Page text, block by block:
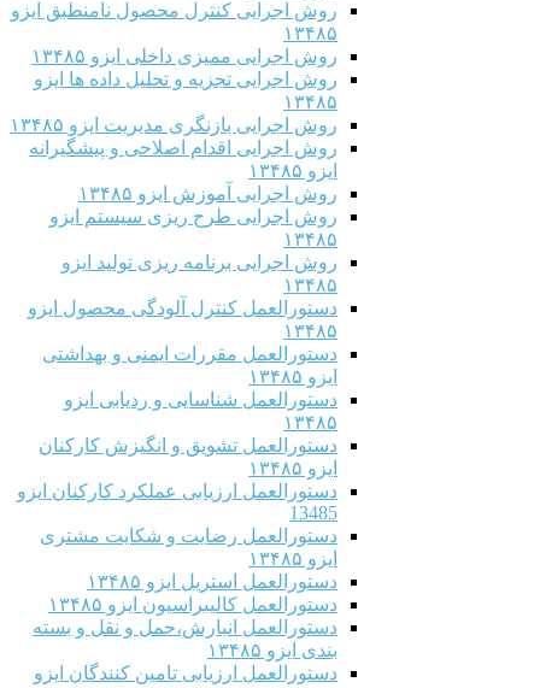
روش اجرایی کنترل محصول نامنطبق ایزو
۱۳۴۸۵
روش اجرایی ممیزی داخلی ایزو ۱۳۴۸۵
روش اجرایی تجزیه و تحلیل داده ها ایزو
۱۳۴۸۵
روش اجرایی بازنگری مدیریت ایزو ۱۳۴۸۵
روش اجرایی اقدام اصلاحی و پیشگیرانه
ایزو ۱۳۴۸۵
روش اجرایی آموزش ایزو ۱۳۴۸۵
روش اجرایی طرح ریزی سیستم ایزو
۱۳۴۸۵
روش اجرایی برنامه ریزی تولید ایزو
۱۳۴۸۵
دستورالعمل کنترل آلودگی محصول ایزو
۱۳۴۸۵
دستورالعمل مقررات ایمنی و بهداشتی
ایزو ۱۳۴۸۵
دستورالعمل شناسایی و ردیابی ایزو
۱۳۴۸۵
دستورالعمل تشویق و انگیزش کارکنان
ایزو ۱۳۴۸۵
دستورالعمل ارزیابی عملکرد کارکنان ایزو
13485
دستورالعمل رضایت و شکایت مشتری
ایزو ۱۳۴۸۵
دستورالعمل استریل ایزو ۱۳۴۸۵
دستورالعمل کالیبراسیون ایزو ۱۳۴۸۵
دستورالعمل انبارش،حمل و نقل و بسته
بندی ایزو ۱۳۴۸۵
دستورالعمل ارزیابی تامین کنندگان ایزو